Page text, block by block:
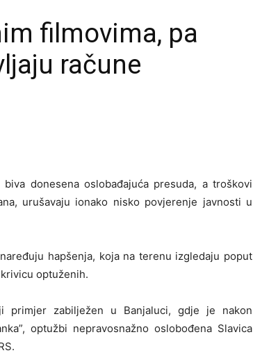
filmovima, pa
račune
donesena oslobađajuća presuda, a troškovi
urušavaju ionako nisko povjerenje javnosti u
hapšenja, koja na terenu izgledaju poput
optuženih.
primjer zabilježen u Banjaluci, gdje je nakon
optužbi nepravosnažno oslobođena Slavica